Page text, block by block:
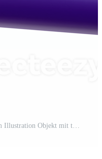
3d Rendern Bitcoin Graph Wachstum Illustration Objekt mit transparent Hintergrund Pro PNG